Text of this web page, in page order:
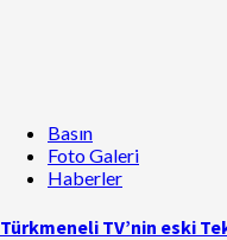
Basın
Foto Galeri
Haberler
Türkmeneli TV’nin eski